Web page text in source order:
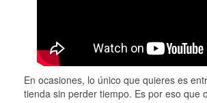
En ocasiones, lo único que quieres es
tienda sin perder tiempo. Es por eso que